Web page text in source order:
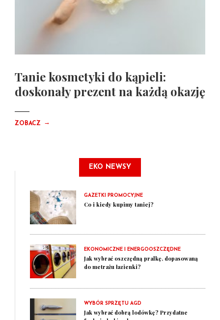
Tanie kosmetyki do kąpieli:
doskonały prezent na każdą okazję
ZOBACZ →
EKO NEWSY
GAZETKI PROMOCYJNE
Co i kiedy kupimy taniej?
EKONOMICZNE I ENERGOOSZCZĘDNE
Jak wybrać oszczędną pralkę, dopasowaną
do metrażu łazienki?
WYBÓR SPRZĘTU AGD
Jak wybrać dobrą lodówkę? Przydatne